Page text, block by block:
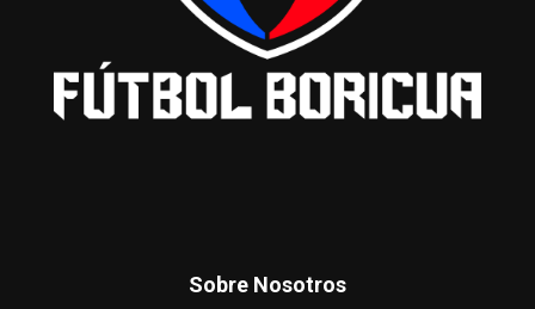
Sobre Nosotros